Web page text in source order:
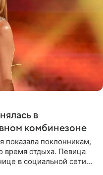
в
комбинезоне
показала поклонникам,
время отдыха. Певица
в социальной сети